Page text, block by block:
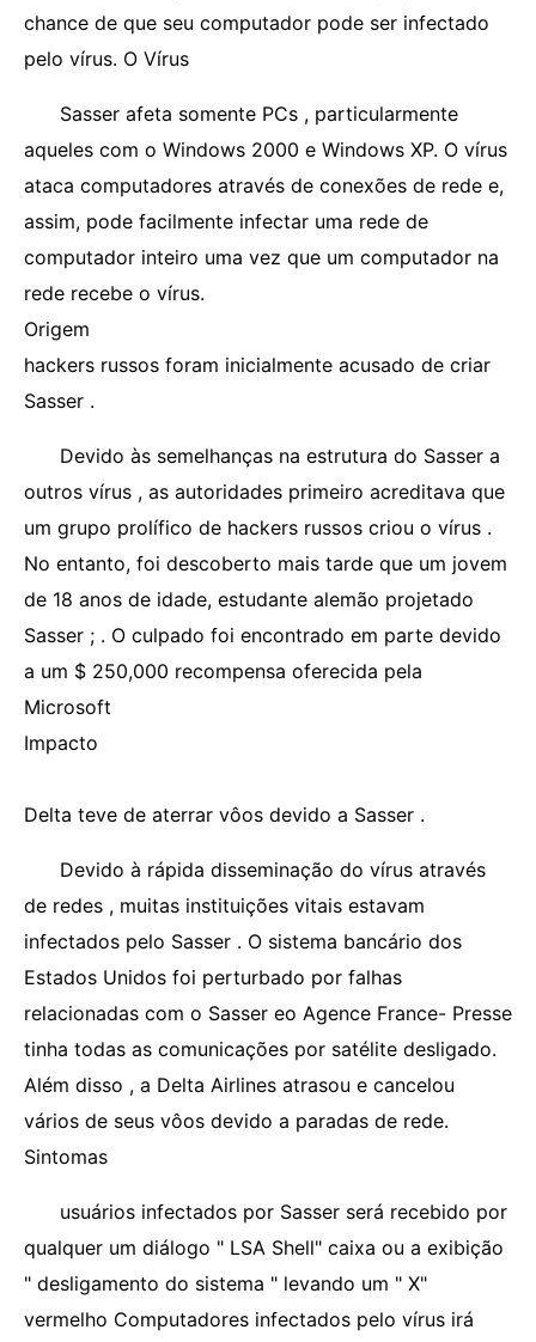
chance de que seu computador pode ser infectado
pelo vírus. O Vírus
Sasser afeta somente PCs , particularmente
aqueles com o Windows 2000 e Windows XP. O vírus
ataca computadores através de conexões de rede e,
assim, pode facilmente infectar uma rede de
computador inteiro uma vez que um computador na
rede recebe o vírus.
Origem
hackers russos foram inicialmente acusado de criar
Sasser .
Devido às semelhanças na estrutura do Sasser a
outros vírus , as autoridades primeiro acreditava que
um grupo prolífico de hackers russos criou o vírus .
No entanto, foi descoberto mais tarde que um jovem
de 18 anos de idade, estudante alemão projetado
Sasser ; . O culpado foi encontrado em parte devido
a um $ 250,000 recompensa oferecida pela
Microsoft
Impacto
Delta teve de aterrar vôos devido a Sasser .
Devido à rápida disseminação do vírus através
de redes , muitas instituições vitais estavam
infectados pelo Sasser . O sistema bancário dos
Estados Unidos foi perturbado por falhas
relacionadas com o Sasser eo Agence France- Presse
tinha todas as comunicações por satélite desligado.
Além disso , a Delta Airlines atrasou e cancelou
vários de seus vôos devido a paradas de rede.
Sintomas
usuários infectados por Sasser será recebido por
qualquer um diálogo " LSA Shell" caixa ou a exibição
" desligamento do sistema " levando um " X"
vermelho Computadores infectados pelo vírus irá